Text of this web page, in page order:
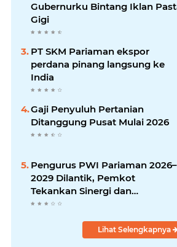
Gubernurku Bintang Iklan
Gigi
PT SKM Pariaman ekspor
perdana pinang langsung ke
India
Gaji Penyuluh Pertanian
Ditanggung Pusat Mulai 2026
Pengurus PWI Pariaman 2026–
2029 Dilantik, Pemkot
Tekankan Sinergi dan
Profesionalisme Pers
Lihat Selengkapnya